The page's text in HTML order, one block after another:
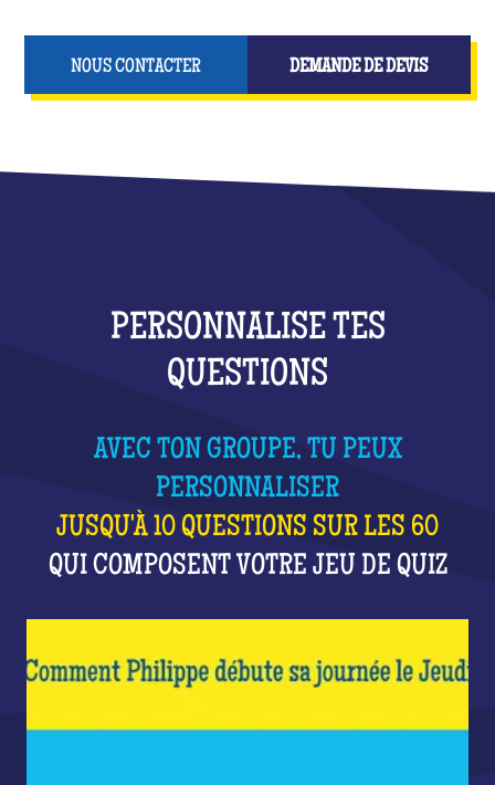
NOUS CONTACTER DEMANDE DE DEVIS
PERSONNALISE TES
QUESTIONS
AVEC TON GROUPE, TU PEUX
PERSONNALISER
JUSQU'À 10 QUESTIONS SUR LES 60
QUI COMPOSENT VOTRE JEU DE QUIZ